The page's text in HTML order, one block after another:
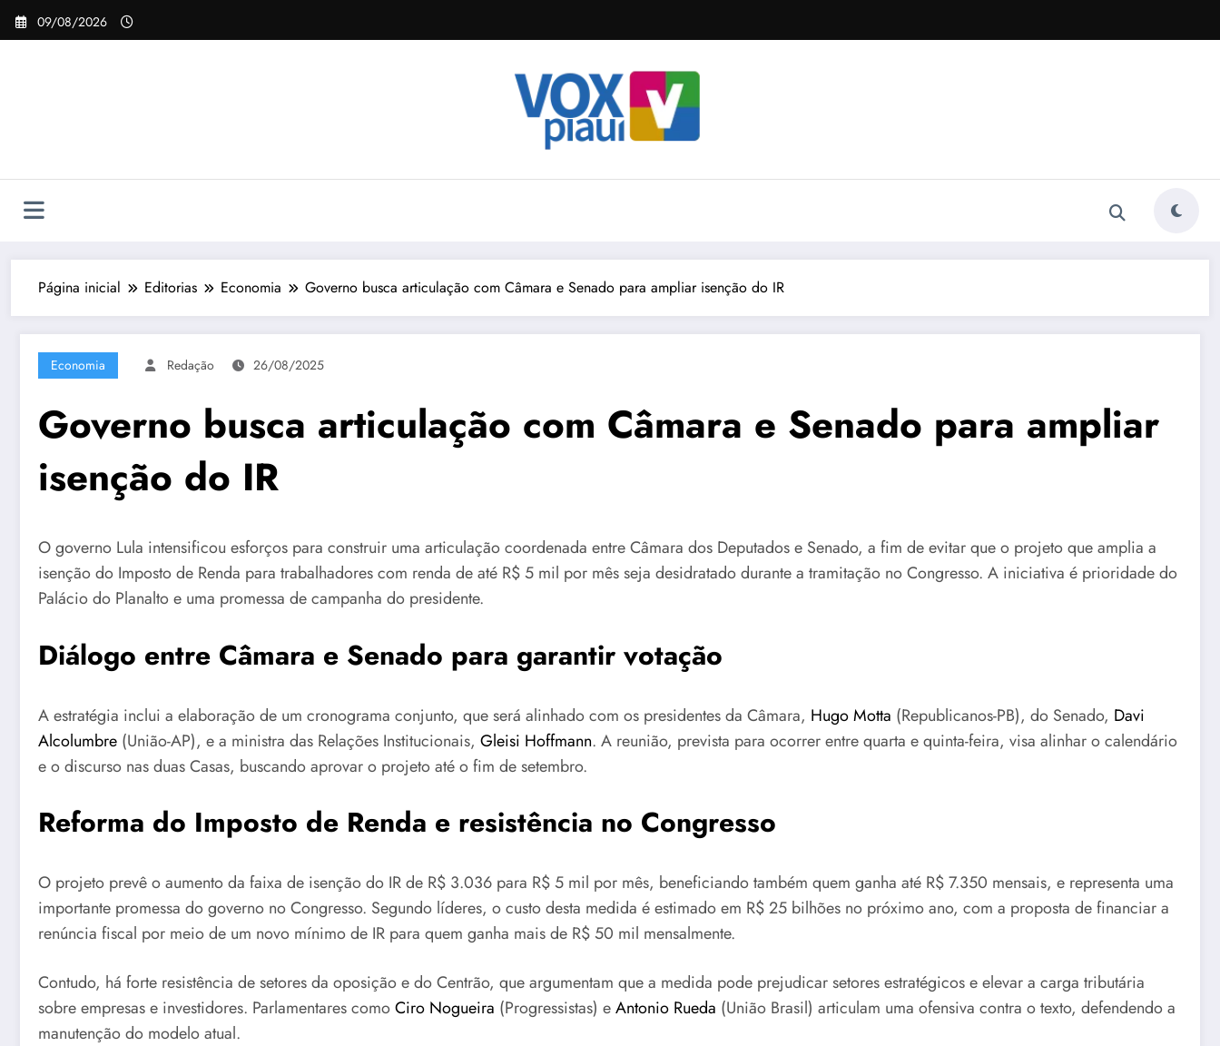
Pular
para
09/08/2026
Página inicial Editorias Economia Governo busca articulação com Câmara e Senado para ampliar isenção do IR
Economia Redação 26/08/2025
Governo busca articulação com Câmara e Senado para ampliar
isenção do IR
O governo Lula intensificou esforços para construir uma articulação coordenada entre Câmara dos Deputados e Senado, a fim de evitar que o projeto que amplia a
isenção do Imposto de Renda para trabalhadores com renda de até R$ 5 mil por mês seja desidratado durante a tramitação no Congresso. A iniciativa é prioridade do
Palácio do Planalto e uma promessa de campanha do presidente.
Diálogo entre Câmara e Senado para garantir votação
A estratégia inclui a elaboração de um cronograma conjunto, que será alinhado com os presidentes da Câmara, Hugo Motta (Republicanos-PB), do Senado, Davi
Alcolumbre (União-AP), e a ministra das Relações Institucionais, Gleisi Hoffmann. A reunião, prevista para ocorrer entre quarta e quinta-feira, visa alinhar o calendário
e o discurso nas duas Casas, buscando aprovar o projeto até o fim de setembro.
Reforma do Imposto de Renda e resistência no Congresso
O projeto prevê o aumento da faixa de isenção do IR de R$ 3.036 para R$ 5 mil por mês, beneficiando também quem ganha até R$ 7.350 mensais, e representa uma
importante promessa do governo no Congresso. Segundo líderes, o custo desta medida é estimado em R$ 25 bilhões no próximo ano, com a proposta de financiar a
renúncia fiscal por meio de um novo mínimo de IR para quem ganha mais de R$ 50 mil mensalmente.
Contudo, há forte resistência de setores da oposição e do Centrão, que argumentam que a medida pode prejudicar setores estratégicos e elevar a carga tributária
sobre empresas e investidores. Parlamentares comoCiro Nogueira (Progressistas) eAntonio Rueda (União Brasil) articulam uma ofensiva contra o texto, defendendo a
manutenção do modelo atual.